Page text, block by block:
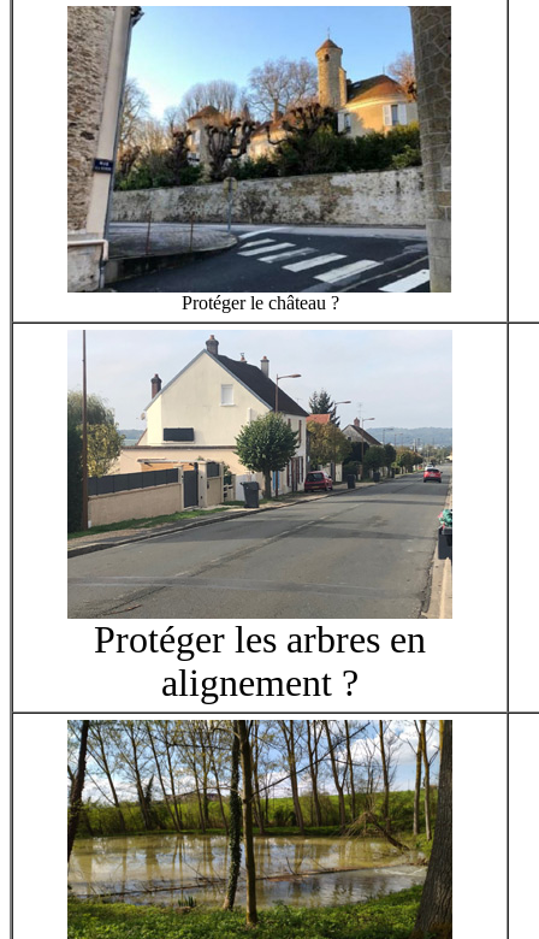
Protéger le château ?
Protéger les arbres en
alignement ?